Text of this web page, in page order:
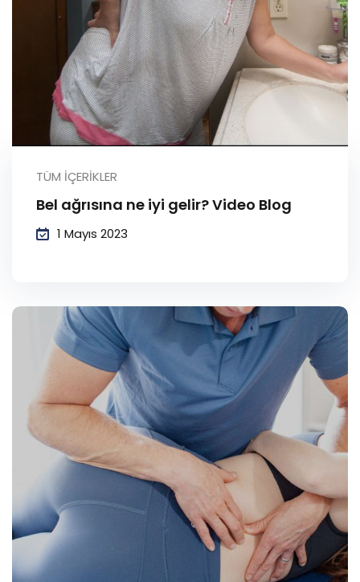
TÜM İÇERIKLER
Bel ağrısına ne iyi gelir? Video Blog
1 Mayıs 2023